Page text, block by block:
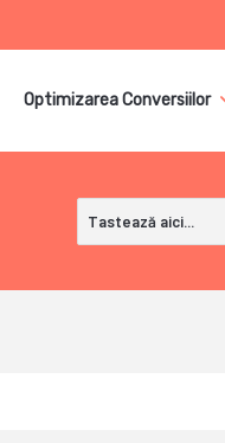
Optimizarea Conversiilor